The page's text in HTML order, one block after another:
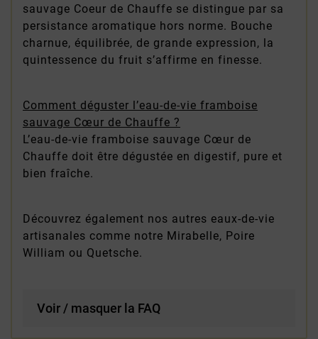
sauvage Coeur de Chauffe se distingue par sa
persistance aromatique hors norme. Bouche
charnue, équilibrée, de grande expression, la
quintessence du fruit s’affirme en finesse.
Comment déguster l’eau-de-vie framboise
sauvage Cœur de Chauffe ?
L’eau-de-vie framboise sauvage Cœur de
Chauffe doit être dégustée en digestif, pure et
bien fraîche.
Découvrez également nos autres eaux-de-vie
artisanales comme notre Mirabelle, Poire
William ou Quetsche.
Voir / masquer la FAQ